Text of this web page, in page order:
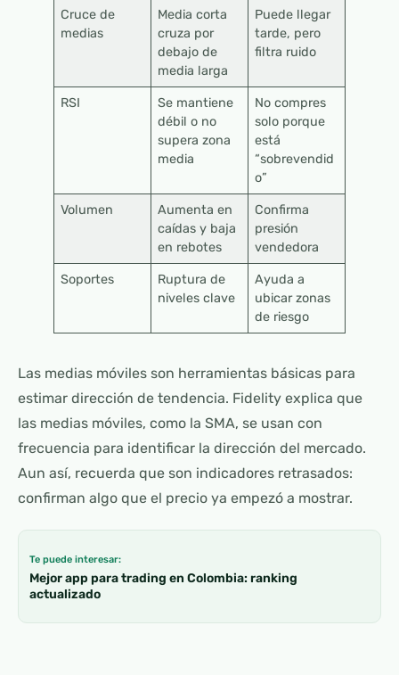
Cruce de
medias
Media corta
cruza por
debajo de
media larga
Puede llegar
tarde, pero
filtra ruido
RSI
Se mantiene
débil o no
supera zona
media
No compres
solo porque
está
“sobrevendid
o”
Volumen
Aumenta en
caídas y baja
en rebotes
Confirma
presión
vendedora
Soportes
Ruptura de
niveles clave
Ayuda a
ubicar zonas
de riesgo
Las medias móviles son herramientas básicas para
estimar dirección de tendencia. Fidelity explica que
las medias móviles, como la SMA, se usan con
frecuencia para identificar la dirección del mercado.
Aun así, recuerda que son indicadores retrasados:
confirman algo que el precio ya empezó a mostrar.
Te puede interesar:
Mejor app para trading en Colombia: ranking
actualizado